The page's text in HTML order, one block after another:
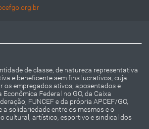
de classe, de natureza representativa
e beneficente sem fins lucrativos, cuja
os empregados ativos, aposentados e
Federal no GO, da Caixa
FUNCEF e da própria APCEF/GO,
a solidariedade entre os mesmos e o
cultural, artístico, esportivo e sindical dos